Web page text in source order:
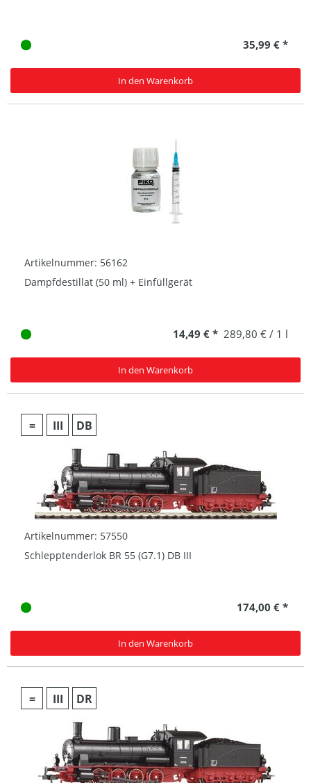
35,99 € *
In den Warenkorb
Artikelnummer: 56162
Dampfdestillat (50 ml) + Einfüllgerät
14,49 € * 289,80 € / 1 l
In den Warenkorb
= III DB
Artikelnummer: 57550
Schlepptenderlok BR 55 (G7.1) DB III
174,00 € *
In den Warenkorb
= III DR